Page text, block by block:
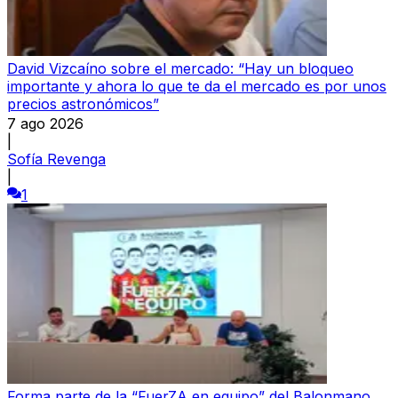
David Vizcaíno sobre el mercado: “Hay un bloqueo
importante y ahora lo que te da el mercado es por unos
precios astronómicos”
7 ago 2026
Sofía Revenga
1